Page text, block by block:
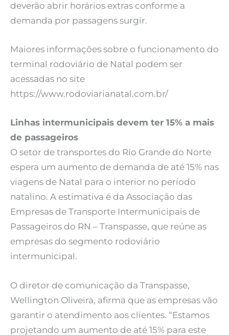
deverão abrir horários extras conforme a
demanda por passagens surgir.
Maiores informações sobre o funcionamento do
terminal rodoviário de Natal podem ser
acessadas no site
https://www.rodoviarianatal.com.br/
Linhas intermunicipais devem ter 15% a mais
de passageiros
O setor de transportes do Rio Grande do Norte
espera um aumento de demanda de até 15% nas
viagens de Natal para o interior no período
natalino. A estimativa é da Associação das
Empresas de Transporte Intermunicipais de
Passageiros do RN – Transpasse, que reúne as
empresas do segmento rodoviário
intermunicipal.
O diretor de comunicação da Transpasse,
Wellington Oliveira, afirma que as empresas vão
garantir o atendimento aos clientes. “Estamos
projetando um aumento de até 15% para este